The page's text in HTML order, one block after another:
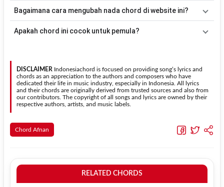
laguPernah Dulu
kunci dasarDm. Jika ingin mengikuti nada asli penyanyi, kamu
sesuai kebutuhan.
Bagaimana cara mengubah nada chord di website ini?
Transpose (bawah)untuk menurunkan nada. Seluruh chord akan
Apakah chord ini cocok untuk pemula?
pemula tanpa menghilangkan struktur dasar lagu.
DISCLAIMER Indonesiachord is focused on providing song’s lyrics and
chords as an appreciation to the authors and composers who have
dedicated their life in music industry, especially in Indonesia. All lyrics
and their chords are originally derived from trusted sources and also from
our contributors. The copyright of all songs and lyrics are owned by their
respective authors, artists, and music labels.
Chord Afnan
RELATED CHORDS